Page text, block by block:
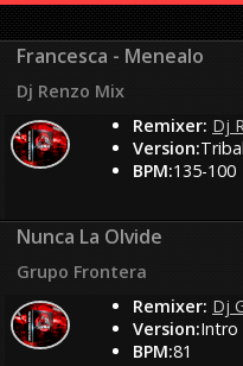
Francesca - Menealo
Dj Renzo Mix
Remixer: Dj
Version:
BPM:135-100
Nunca La Olvide
Grupo Frontera
Remixer: Dj
Version:Intro
BPM:81